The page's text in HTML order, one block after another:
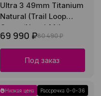
Ultra 3 49mm Titanium
Natural (Trail Loop
Green/Neon) M/L
69 990 ₽80 490 ₽
Под заказ
Низкая цена Рассрочка 0-0-36